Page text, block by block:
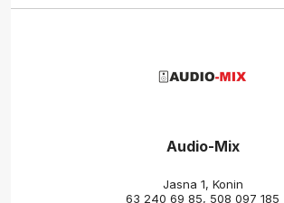
Audio-Mix
Jasna 1, Konin
63 240 69 85, 508 097 185